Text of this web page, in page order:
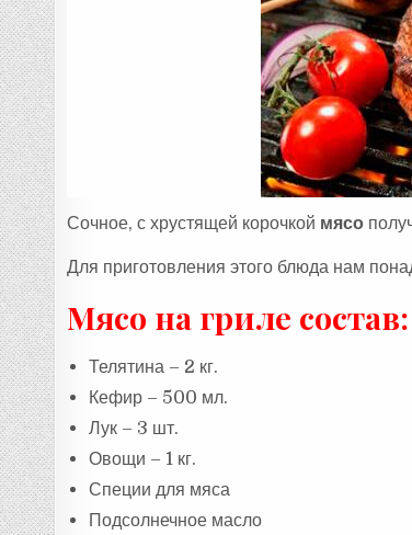
Сочное, с хрустящей корочкой мясо
Для приготовления этого блюда нам
Мясо на гриле состав:
Телятина – 2 кг.
Кефир – 500 мл.
Лук – 3 шт.
Овощи – 1 кг.
Специи для мяса
Подсолнечное масло